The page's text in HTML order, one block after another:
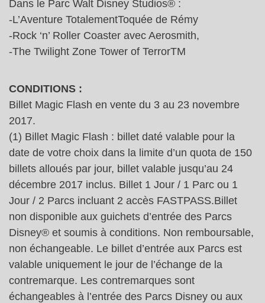
Dans le Parc Walt Disney Studios® :
-L’Aventure TotalementToquée de Rémy
-Rock ‘n’ Roller Coaster avec Aerosmith,
-The Twilight Zone Tower of TerrorTM
CONDITIONS :
Billet Magic Flash en vente du 3 au 23 novembre
2017.
(1) Billet Magic Flash : billet daté valable pour la
date de votre choix dans la limite d’un quota de 150
billets alloués par jour, billet valable jusqu’au 24
décembre 2017 inclus. Billet 1 Jour / 1 Parc ou 1
Jour / 2 Parcs incluant 2 accès FASTPASS.Billet
non disponible aux guichets d’entrée des Parcs
Disney® et soumis à conditions. Non remboursable,
non échangeable. Le billet d’entrée aux Parcs est
valable uniquement le jour de l’échange de la
contremarque. Les contremarques sont
échangeables à l’entrée des Parcs Disney ou aux